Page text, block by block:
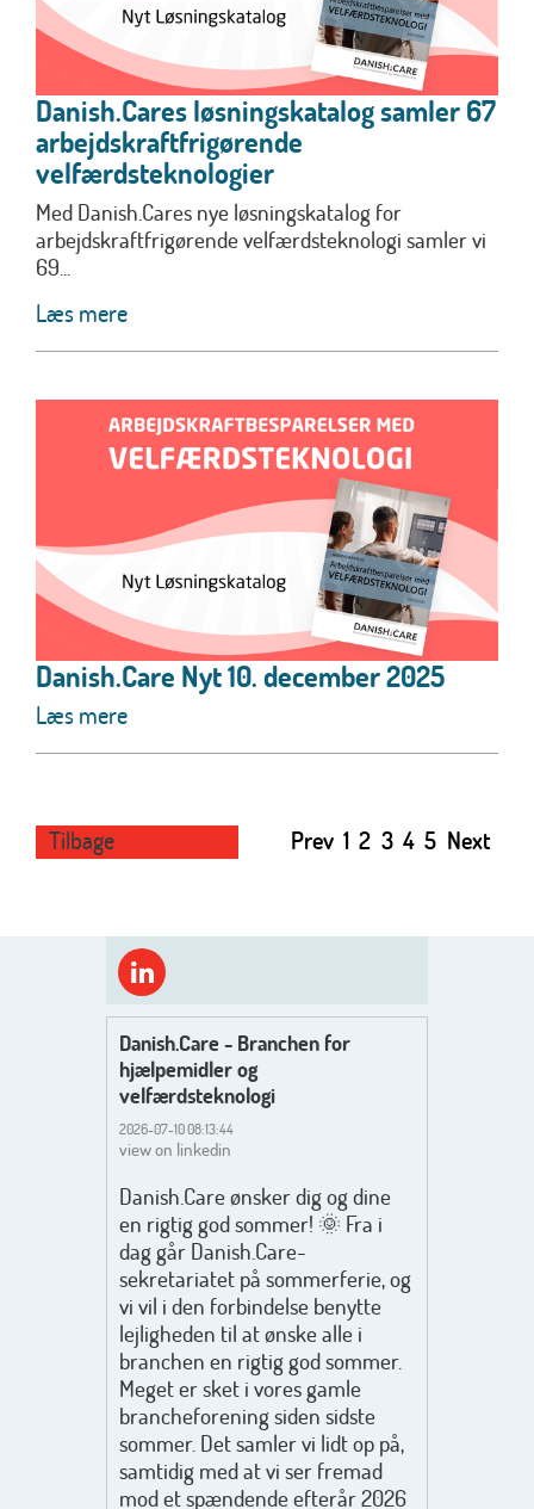
Danish.Cares løsningskatalog samler 67
arbejdskraftfrigørende
velfærdsteknologier
Med Danish.Cares nye løsningskatalog for
arbejdskraftfrigørende velfærdsteknologi samler vi
69...
Læs mere
Danish.Care Nyt 10. december 2025
Læs mere
Tilbage Prev 1 2 3 4 5 Next
Danish.Care - Branchen for
hjælpemidler og
velfærdsteknologi
2026-07-10 08:13:44
view on linkedin
Danish.Care ønsker dig og dine
en rigtig god sommer! 🌞 Fra i
dag går Danish.Care-
sekretariatet på sommerferie, og
vi vil i den forbindelse benytte
lejligheden til at ønske alle i
branchen en rigtig god sommer.
Meget er sket i vores gamle
brancheforening siden sidste
sommer. Det samler vi lidt op på,
samtidig med at vi ser fremad
mod et spændende efterår 2026